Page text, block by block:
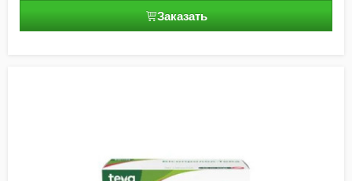
Заказать